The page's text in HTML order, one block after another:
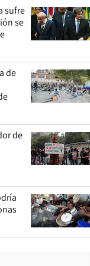
sufre
se
de
de